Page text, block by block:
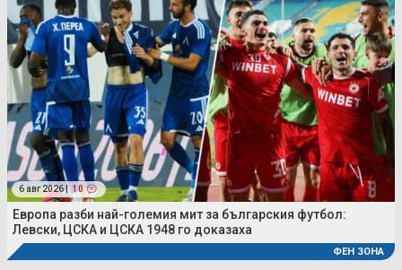
6 авг 2026 | 10
Европа разби най-големия мит за българския футбол:
Левски, ЦСКА и ЦСКА 1948 го доказаха
ФЕН ЗОНА